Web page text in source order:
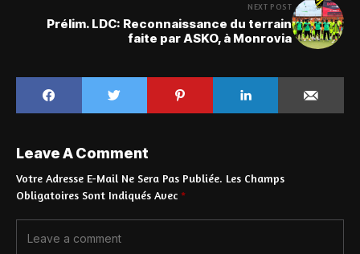
NEXT POST
Prélim. LDC: Reconnaissance du terrain
faite par ASKO, à Monrovia
Leave A Comment
Votre Adresse E-Mail Ne Sera Pas Publiée. Les Champs
Obligatoires Sont Indiqués Avec *